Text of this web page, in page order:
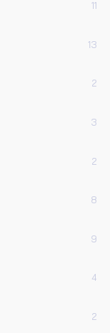
11
13
2
3
2
8
9
4
2